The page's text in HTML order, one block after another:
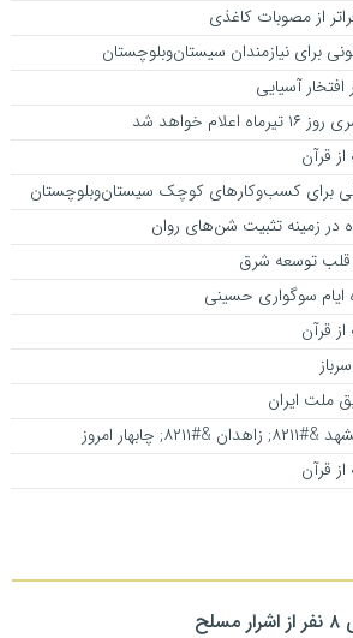
از مصوبات کاغذی
آسیایی
خواهد شد
قرآن
در زمینه تثبیت شن‌های روان
قلب توسعه شرق
ایام سوگواری حسینی
قرآن
ملت ایران
چابهار امروز
قرآن